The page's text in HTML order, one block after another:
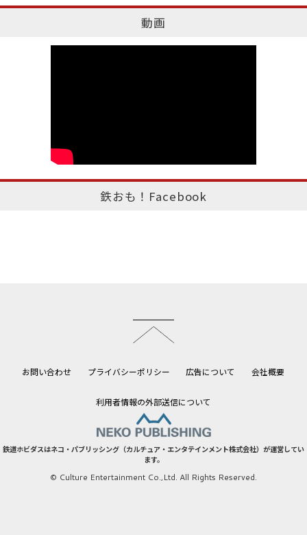
動画
鉄おも！Facebook
お問い合わせ プライバシーポリシー 広告について 会社概要
利用者情報の外部送信について
鉄道ホビダスはネコ・パブリッシング（カルチュア・エンタテインメント株式会社）が運営してい
ます。
© Culture Entertainment Co.,Ltd. All Rights Reserved.